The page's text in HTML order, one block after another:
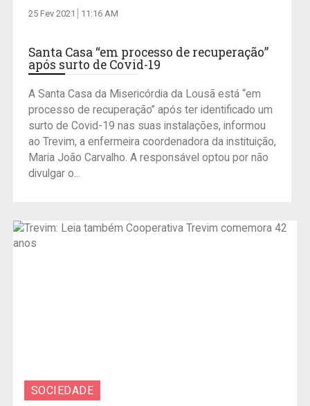
25 Fev 2021 11:16 AM
Santa Casa “em processo de recuperação”
após surto de Covid-19
A Santa Casa da Misericórdia da Lousã está “em
processo de recuperação” após ter identificado um
surto de Covid-19 nas suas instalações, informou
ao Trevim, a enfermeira coordenadora da instituição,
Maria João Carvalho. A responsável optou por não
divulgar o...
SOCIEDADE